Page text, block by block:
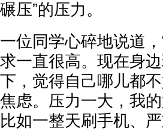
碾压”的压力。
一位同学心碎地说道
求一直很高。现在身
下，觉得自己哪儿都
焦虑。压力一大，我
比如一整天刷手机、